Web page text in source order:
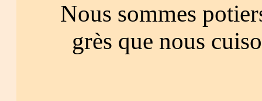
Nous sommes
grès que nous